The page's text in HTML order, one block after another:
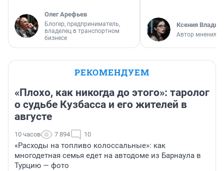
Олег Арефьев
Блогер, предприниматель,
владелец в транспортном
бизнесе
Ксения
Автор мнения
РЕКОМЕНДУЕМ
«Плохо, как никогда до этого»: таролог
о судьбе Кузбасса и его жителей в
августе
10 часов 7 894 10
«Расходы на топливо колоссальные»: как
многодетная семья едет на автодоме из Барнаула в
Турцию — фото